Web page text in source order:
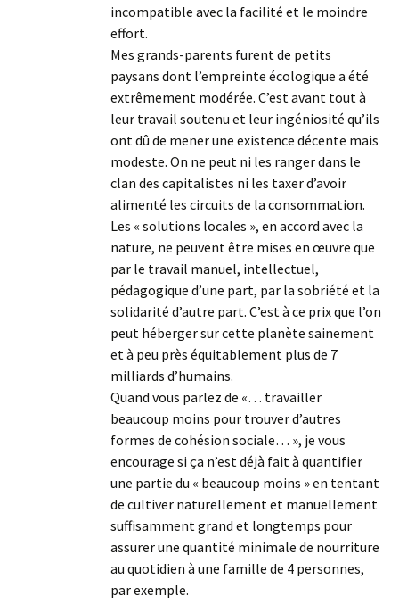
incompatible avec la facilité et le moindre
effort.
Mes grands-parents furent de petits
paysans dont l’empreinte écologique a été
extrêmement modérée. C’est avant tout à
leur travail soutenu et leur ingéniosité qu’ils
ont dû de mener une existence décente mais
modeste. On ne peut ni les ranger dans le
clan des capitalistes ni les taxer d’avoir
alimenté les circuits de la consommation.
Les « solutions locales », en accord avec la
nature, ne peuvent être mises en œuvre que
par le travail manuel, intellectuel,
pédagogique d’une part, par la sobriété et la
solidarité d’autre part. C’est à ce prix que l’on
peut héberger sur cette planète sainement
et à peu près équitablement plus de 7
milliards d’humains.
Quand vous parlez de «… travailler
beaucoup moins pour trouver d’autres
formes de cohésion sociale… », je vous
encourage si ça n’est déjà fait à quantifier
une partie du « beaucoup moins » en tentant
de cultiver naturellement et manuellement
suffisamment grand et longtemps pour
assurer une quantité minimale de nourriture
au quotidien à une famille de 4 personnes,
par exemple.